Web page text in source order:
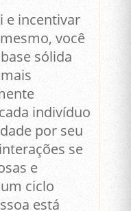
e incentivar
você
sólida
indivíduo
por seu
se
e
ciclo
está